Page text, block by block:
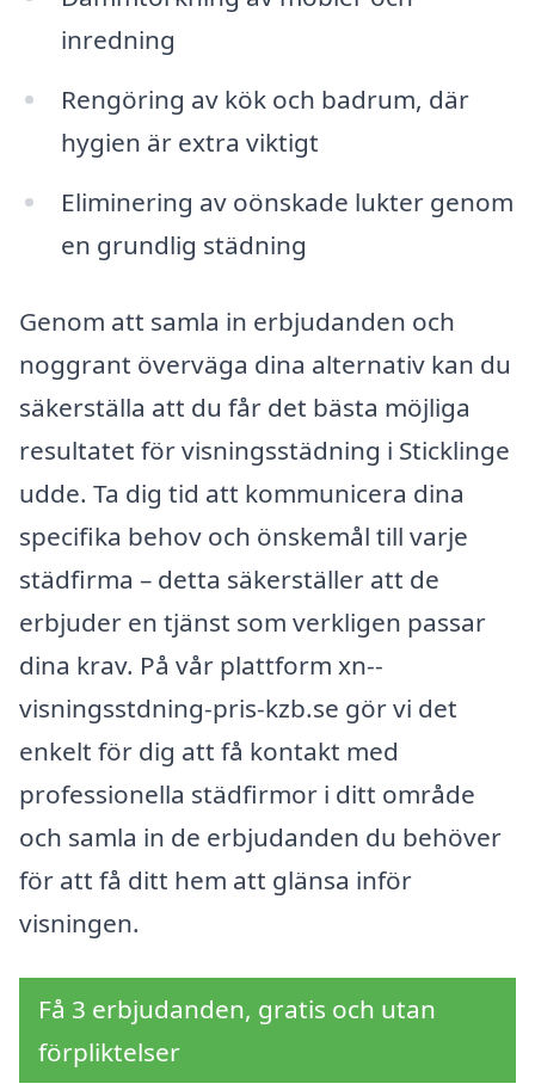
inredning
Rengöring av kök och badrum, där
hygien är extra viktigt
Eliminering av oönskade lukter genom
en grundlig städning
Genom att samla in erbjudanden och
noggrant överväga dina alternativ kan du
säkerställa att du får det bästa möjliga
resultatet för visningsstädning i Sticklinge
udde. Ta dig tid att kommunicera dina
specifika behov och önskemål till varje
städfirma – detta säkerställer att de
erbjuder en tjänst som verkligen passar
dina krav. På vår plattform xn--
visningsstdning-pris-kzb.se gör vi det
enkelt för dig att få kontakt med
professionella städfirmor i ditt område
och samla in de erbjudanden du behöver
för att få ditt hem att glänsa inför
visningen.
Få 3 erbjudanden, gratis och utan
förpliktelser